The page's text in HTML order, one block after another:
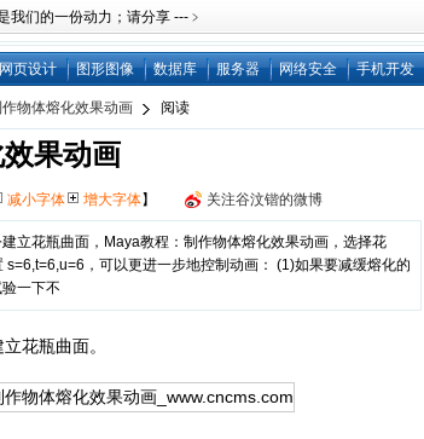
们的一份动力；请分享 ---﹥
网页设计 图形图像 数据库 服务器 网络安全 手机开发
物体熔化效果动画 阅读
果动画
减小字体 增大字体】 关注谷汶锴的微博
立花瓶曲面，Maya教程：制作物体熔化效果动画，选择花
，可以更进一步地控制动画： (1)如果要减缓熔化的
一下不
花瓶曲面。